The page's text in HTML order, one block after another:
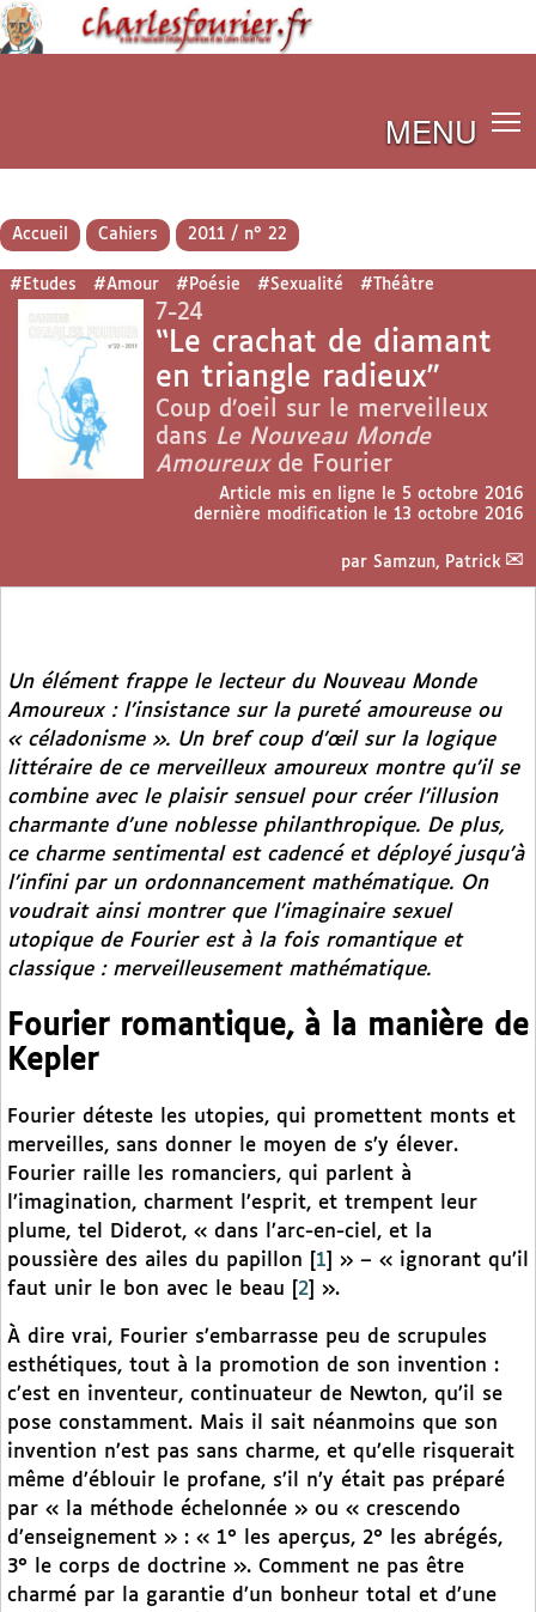
MENU
Accueil Cahiers 2011 / n° 22
#Etudes #Amour #Poésie #Sexualité #Théâtre
7-24
“Le crachat de diamant
en triangle radieux”
Coup d’oeil sur le merveilleux
dans Le Nouveau Monde
Amoureuxde Fourier
Article mis en ligne le 5 octobre 2016
dernière modification le 13 octobre 2016
par Samzun, Patrick
Un élément frappe le lecteur du Nouveau Monde
Amoureux: l’insistance sur la pureté amoureuse ou
« céladonisme ». Un bref coup d’œil sur la logique
littéraire de ce merveilleux amoureux montre qu’il se
combine avec le plaisir sensuel pour créer l’illusion
charmante d’une noblesse philanthropique. De plus,
ce charme sentimental est cadencé et déployé jusqu’à
l’infini par un ordonnancement mathématique. On
voudrait ainsi montrer que l’imaginaire sexuel
utopique de Fourier est à la fois romantique et
classique : merveilleusement mathématique.
Fourier romantique, à la manière de
Kepler
Fourier déteste les utopies, qui promettent monts et
merveilles, sans donner le moyen de s’y élever.
Fourier raille les romanciers, qui parlent à
l’imagination, charment l’esprit, et trempent leur
plume, tel Diderot, « dans l’arc-en-ciel, et la
poussière des ailes du papillon
1
» – « ignorant qu’il
faut unir le bon avec le beau
2 ».
À dire vrai, Fourier s’embarrasse peu de scrupules
esthétiques, tout à la promotion de son invention :
c’est en inventeur, continuateur de Newton, qu’il se
pose constamment. Mais il sait néanmoins que son
invention n’est pas sans charme, et qu’elle risquerait
même d’éblouir le profane, s’il n’y était pas préparé
par « la méthode échelonnée » ou « crescendo
d’enseignement » : « 1° les aperçus, 2° les abrégés,
3° le corps de doctrine ». Comment ne pas être
charmé par la garantie d’un bonheur total et d’une